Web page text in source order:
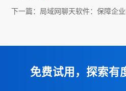
下一篇： 局域网聊天软件：保障企
免费试用，探索有